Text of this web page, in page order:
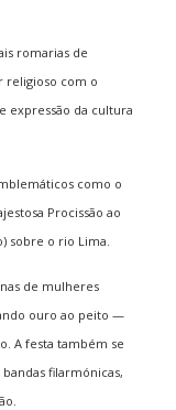
romarias de
religioso com o
expressão da cultura
como o
Procissão ao
sobre o rio Lima.
de mulheres
ouro ao peito —
A festa também se
filarmónicas,